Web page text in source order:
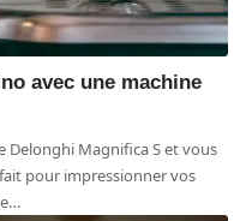
avec une machine
Delonghi Magnifica S et vous
pour impressionner vos
…